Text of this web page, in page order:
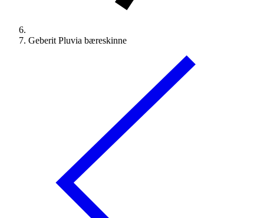
Geberit Pluvia bæreskinne